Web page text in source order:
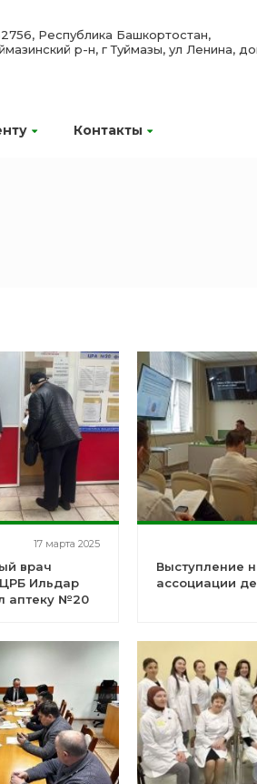
Контакты
Республика Башкортостан,
р-н, г Туймазы, ул Ленина,
17 марта 2025
врач
Ильдар
аптеку №20
Выступление
ассоциации